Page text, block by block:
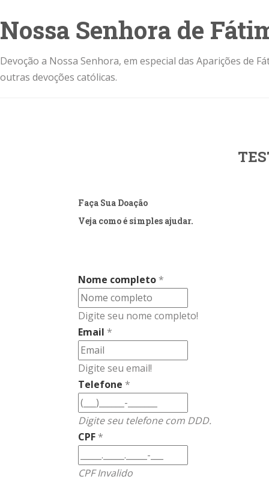
Nossa Senhora de
Devoção a Nossa Senhora, em especial das Aparições de
outras devoções católicas.
Faça Sua Doação
Veja como é simples ajudar.
Nome completo *
Digite seu nome completo!
Email *
Digite seu email!
Telefone *
Digite seu telefone com DDD.
CPF *
CPF Invalido